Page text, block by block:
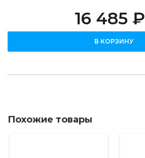
16 485 ₽
В КОРЗИНУ
Похожие товары